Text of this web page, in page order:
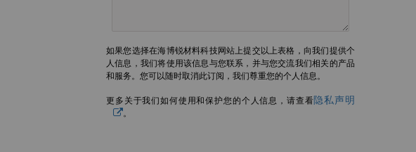
如果您选择在海博锐材料科技网站上提交以上表格，向我们提供个
人信息，我们将使用该信息与您联系，并与您交流我们相关的产品
和服务。您可以随时取消此订阅，我们尊重您的个人信息。
更多关于我们如何使用和保护您的个人信息，请查看隐私声明
。